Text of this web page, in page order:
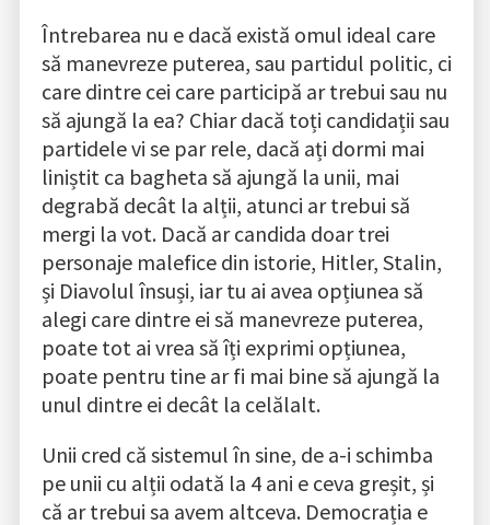
Întrebarea nu e dacă există omul ideal care
să manevreze puterea, sau partidul politic, ci
care dintre cei care participă ar trebui sau nu
să ajungă la ea? Chiar dacă toți candidații sau
partidele vi se par rele, dacă ați dormi mai
liniștit ca bagheta să ajungă la unii, mai
degrabă decât la alții, atunci ar trebui să
mergi la vot. Dacă ar candida doar trei
personaje malefice din istorie, Hitler, Stalin,
și Diavolul însuși, iar tu ai avea opțiunea să
alegi care dintre ei să manevreze puterea,
poate tot ai vrea să îți exprimi opțiunea,
poate pentru tine ar fi mai bine să ajungă la
unul dintre ei decât la celălalt.
Unii cred că sistemul în sine, de a-i schimba
pe unii cu alții odată la 4 ani e ceva greșit, și
că ar trebui sa avem altceva. Democrația e